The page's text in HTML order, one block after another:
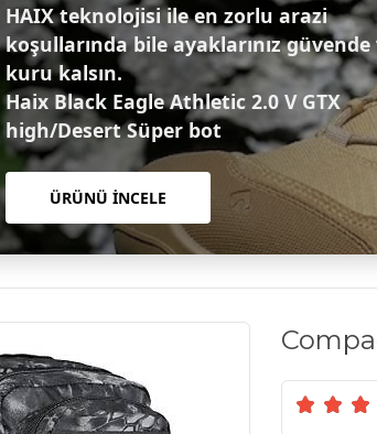
HAIX teknolojisi ile en zorlu arazi
koşullarında bile ayaklarınız güvende
kuru kalsın.
Haix Black Eagle Athletic 2.0 V GTX
high/Desert Süper bot
ÜRÜNÜ İNCELE